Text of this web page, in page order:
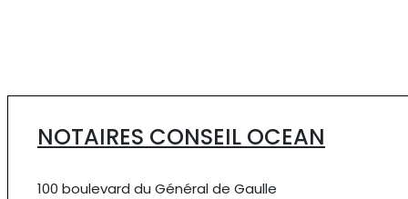
NOTAIRES CONSEIL OCEAN
100 boulevard du Général de Gaulle